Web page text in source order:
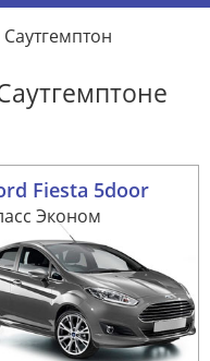
Саутгемптон
Fiesta 5door
Эконом